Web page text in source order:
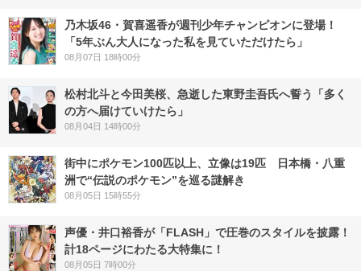
乃木坂46・賀喜遥香が週刊少年チャンピオンに登場！
「5年ぶん大人になった私を見ていただけたら」
08月07日 18時00分
松村北斗と今田美桜、急逝した東野圭吾氏へ誓う「多く
の方へ届けていけたら」
08月04日 14時00分
街中にポケモン100匹以上、立像は19匹 日本橋・八重
洲で“伝説のポケモン”を巡る謎解き
08月05日 15時55分
声優・井口裕香が「FLASH」で圧巻のスタイルを披露！
計18ページにわたる大特集に！
08月05日 7時00分